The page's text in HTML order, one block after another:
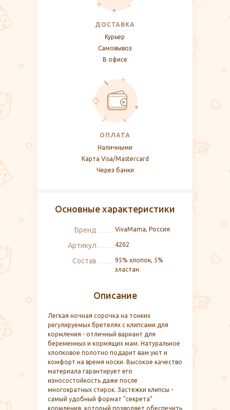
ДОСТАВКА
Курьер
Самовывоз
В офисе
ОПЛАТА
Наличными
Карта Visa/Mastercard
Через банки
Описание
Легкая ночная сорочка на тонких
регулируемых бретелях с клипсами для
кормления - отличный вариант для
беременных и кормящих мам. Натуральное
хлопковое полотно подарит вам уют и
комфорт на время носки. Высокое качество
материала гарантирует его
износостойкость даже после
многократных стирок. Застежки клипсы -
самый удобный формат "секрета"
кормления, который позволяет обеспечить
Основные характеристики
Бренд VivaMama, Россия
Артикул 4202
Состав
95% хлопок, 5%
эластан.